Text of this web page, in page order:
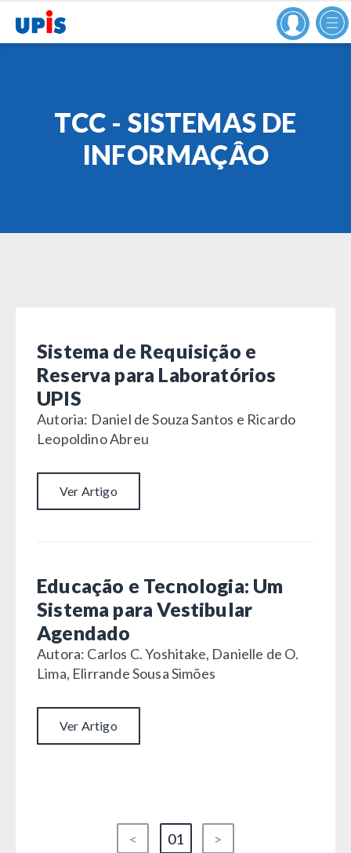
TCC - SISTEMAS DE
INFORMAÇÂO
Sistema de Requisição e
Reserva para Laboratórios
UPIS
Autoria: Daniel de Souza Santos e Ricardo
Leopoldino Abreu
Ver Artigo
Educação e Tecnologia: Um
Sistema para Vestibular
Agendado
Autora: Carlos C. Yoshitake, Danielle de O.
Lima, Elirrande Sousa Simões
Ver Artigo
< 01 >